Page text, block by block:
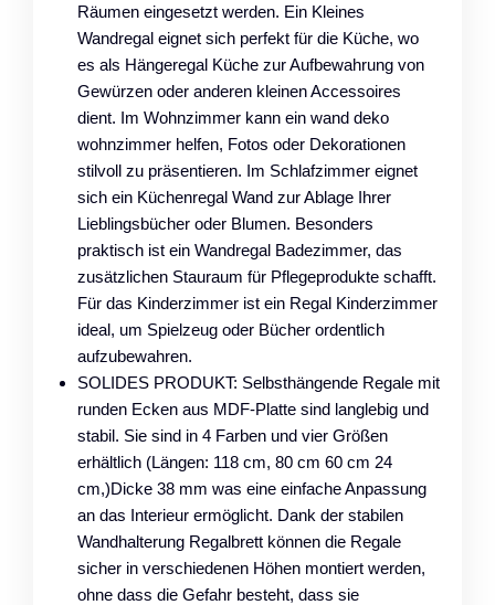
Räumen eingesetzt werden. Ein Kleines
Wandregal eignet sich perfekt für die Küche, wo
es als Hängeregal Küche zur Aufbewahrung von
Gewürzen oder anderen kleinen Accessoires
dient. Im Wohnzimmer kann ein wand deko
wohnzimmer helfen, Fotos oder Dekorationen
stilvoll zu präsentieren. Im Schlafzimmer eignet
sich ein Küchenregal Wand zur Ablage Ihrer
Lieblingsbücher oder Blumen. Besonders
praktisch ist ein Wandregal Badezimmer, das
zusätzlichen Stauraum für Pflegeprodukte schafft.
Für das Kinderzimmer ist ein Regal Kinderzimmer
ideal, um Spielzeug oder Bücher ordentlich
aufzubewahren.
SOLIDES PRODUKT: Selbsthängende Regale mit
runden Ecken aus MDF-Platte sind langlebig und
stabil. Sie sind in 4 Farben und vier Größen
erhältlich (Längen: 118 cm, 80 cm 60 cm 24
cm,)Dicke 38 mm was eine einfache Anpassung
an das Interieur ermöglicht. Dank der stabilen
Wandhalterung Regalbrett können die Regale
sicher in verschiedenen Höhen montiert werden,
ohne dass die Gefahr besteht, dass sie